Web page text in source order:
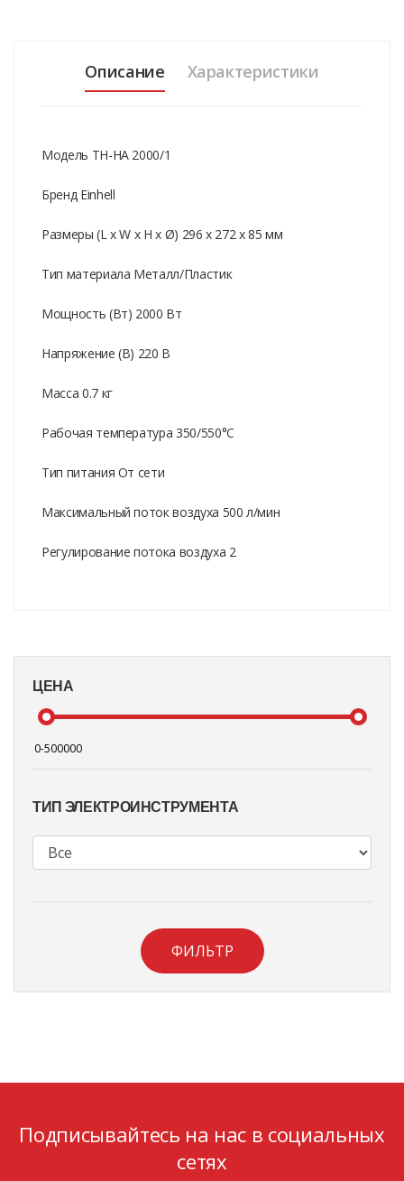
ЦЕНА
ТИП ЭЛЕКТРОИНСТРУМЕНТА
ФИЛЬТР
Описание Характеристики
Модель TH-HA 2000/1
Бренд Einhell
Размеры (L x W x H x Ø) 296 x 272 x 85 мм
Тип материала Металл/Пластик
Мощность (Вт) 2000 Вт
Напряжение (В) 220 В
Масса 0.7 кг
Рабочая температура 350/550°С
Тип питания От сети
Максимальный поток воздуха 500 л/мин
Регулирование потока воздуха 2
Подписывайтесь на нас в социальных
сетях